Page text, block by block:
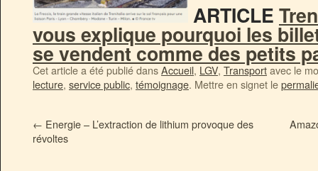
ARTICLE
vous explique pourquoi les
se vendent comme des petits
Cet article a été publié dansAccueil, LGV, Transportavec le
lecture, service public, témoignage. Mettre en signet le
← Energie – L’extraction de lithium provoque des
révoltes